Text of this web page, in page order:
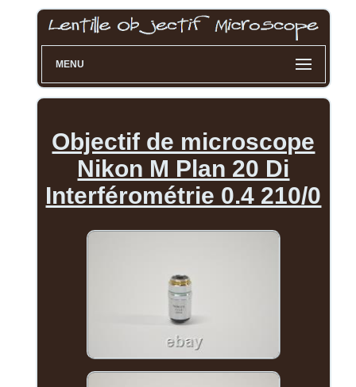
MENU
Objectif de microscope
Nikon M Plan 20 Di
Interférométrie 0.4 210/0